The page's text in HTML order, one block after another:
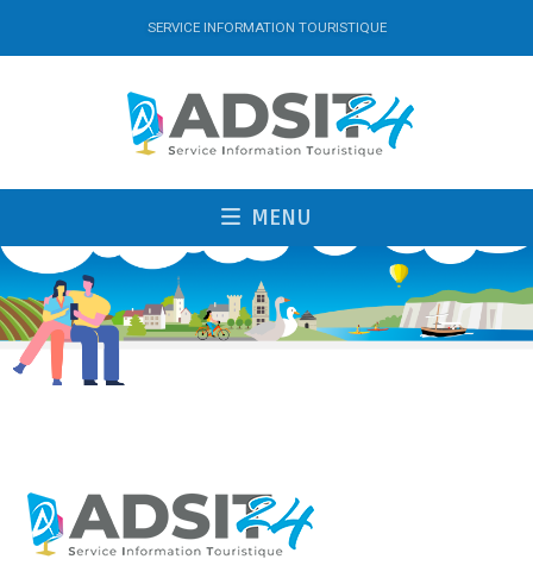
SERVICE INFORMATION TOURISTIQUE
MENU